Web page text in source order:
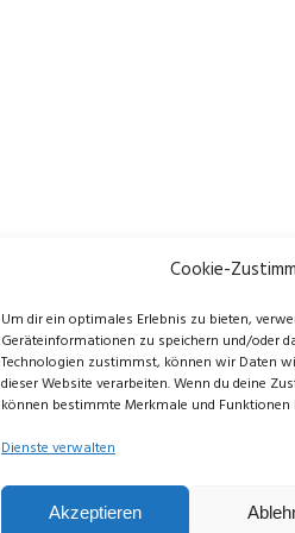
Cookie-
Um dir ein optimales Erlebnis zu bieten,
Geräteinformationen zu speichern und/oder
Technologien zustimmst, können wir Daten
dieser Website verarbeiten. Wenn du deine
können bestimmte Merkmale und
Dienste verwalten
Akzeptieren